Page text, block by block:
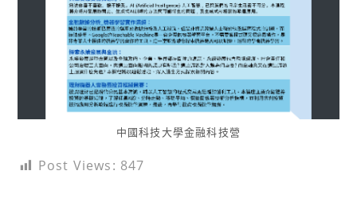
中國科技大學金融科技營
Post Views: 847